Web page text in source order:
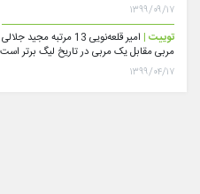
۱۳۹۹/۰۹/۱۷
توییت |
امیر قلعه‌نویی 13
مربی مقابل یک مربی در تاریخ لیگ برتر است
۱۳۹۹/۰۴/۱۷